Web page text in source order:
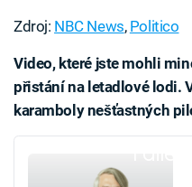
Zdroj: NBC News, Politico
Video, které jste mohli
přistání na letadlové lodi.
karamboly nešťastných